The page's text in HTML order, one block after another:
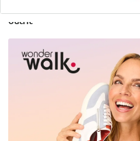
outfit